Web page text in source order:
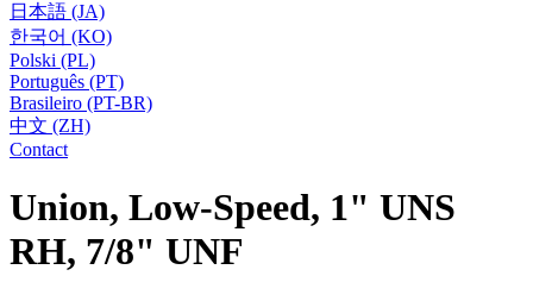
日本語 (JA)
한국어 (KO)
Polski (PL)
Português (PT)
Brasileiro (PT-BR)
中文 (ZH)
Contact
Union, Low-Speed, 1" UNS
RH, 7/8" UNF